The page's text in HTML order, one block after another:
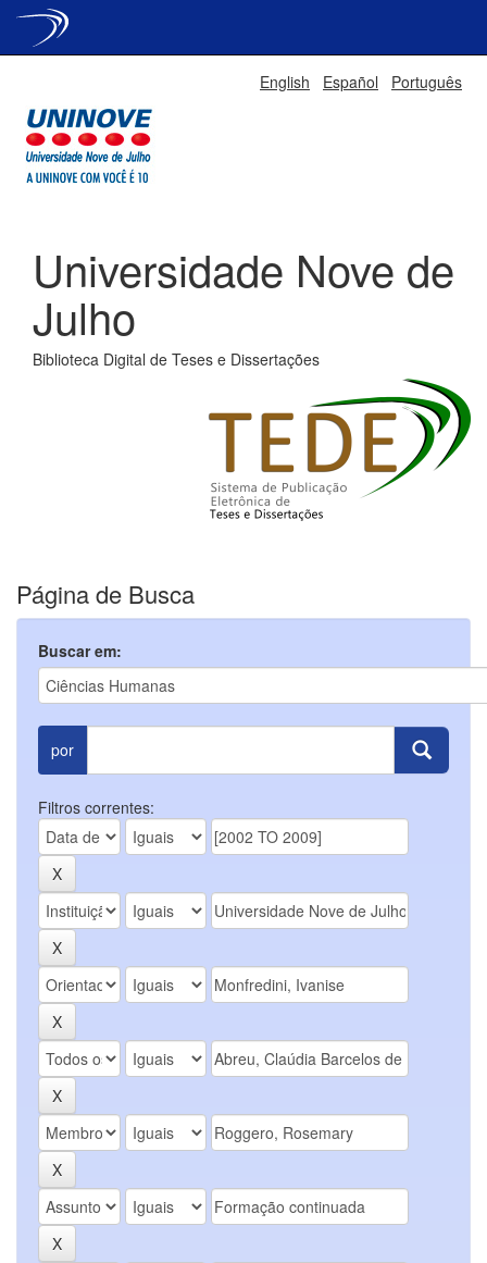
English Español Português
Universidade Nove de
Julho
Biblioteca Digital de Teses e Dissertações
Página de Busca
Buscar em:
por
Filtros correntes: